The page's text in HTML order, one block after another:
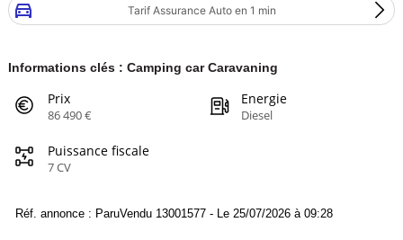
Tarif Assurance Auto en 1 min
Informations clés : Camping car Caravaning
Prix
86 490 €
Energie
Diesel
Puissance fiscale
7 CV
Réf. annonce : ParuVendu 13001577 - Le 25/07/2026 à 09:28